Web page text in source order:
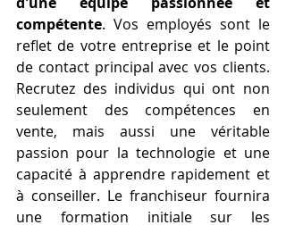
compétente. Vos employés sont le
reflet de votre entreprise et le point
de contact principal avec vos clients.
Recrutez des individus qui ont non
seulement des compétences en
vente, mais aussi une véritable
passion pour la technologie et une
capacité à apprendre rapidement et
à conseiller. Le franchiseur fournira
une formation initiale sur les